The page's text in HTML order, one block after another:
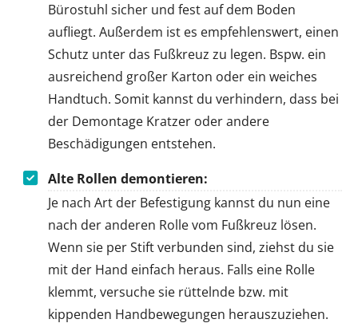
Bürostuhl sicher und fest auf dem Boden
aufliegt. Außerdem ist es empfehlenswert, einen
Schutz unter das Fußkreuz zu legen. Bspw. ein
ausreichend großer Karton oder ein weiches
Handtuch. Somit kannst du verhindern, dass bei
der Demontage Kratzer oder andere
Beschädigungen entstehen.
Alte Rollen demontieren:
Je nach Art der Befestigung kannst du nun eine
nach der anderen Rolle vom Fußkreuz lösen.
Wenn sie per Stift verbunden sind, ziehst du sie
mit der Hand einfach heraus. Falls eine Rolle
klemmt, versuche sie rüttelnde bzw. mit
kippenden Handbewegungen herauszuziehen.